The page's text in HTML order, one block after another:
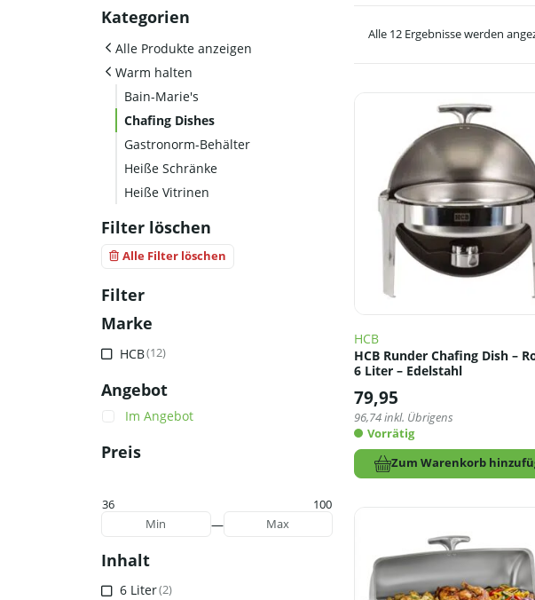
Kategorien
Alle Produkte anzeigen
Warm halten
Bain-Marie's
Chafing Dishes
Gastronorm-Behälter
Heiße Schränke
Heiße Vitrinen
Filter löschen
Alle Filter löschen
Filter
Marke
HCB(12)
Angebot
Im Angebot
Preis
—
36 100
Inhalt
6 Liter(2)
Alle 12 Ergebnisse werden
HCB
HCB Runder Chafing Dish –
6 Liter – Edelstahl
79,95
96,74inkl. Übrigens
Vorrätig
Zum Warenkorb